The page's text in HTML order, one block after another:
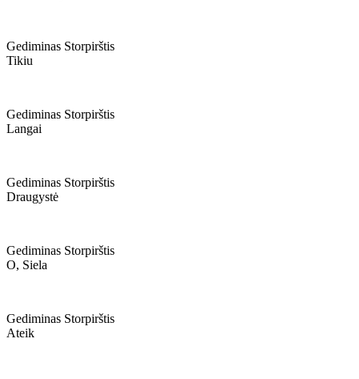
Gediminas Storpirštis
Tikiu
Gediminas Storpirštis
Langai
Gediminas Storpirštis
Draugystė
Gediminas Storpirštis
O, Siela
Gediminas Storpirštis
Ateik